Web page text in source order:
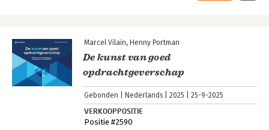
Marcel Vilain Henny Portman
De kunst van goed
opdrachtgeverschap
Gebonden Nederlands 2025 25-9-2025
VERKOOPPOSITIE
Positie #2590